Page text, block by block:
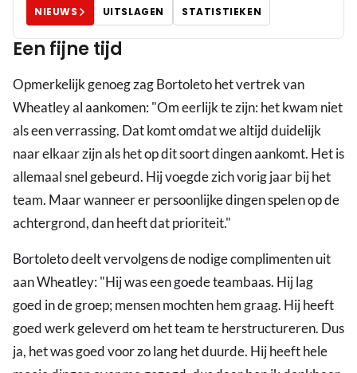
NIEUWS UITSLAGEN STATISTIEKEN
Een fijne tijd
Opmerkelijk genoeg zag Bortoleto het vertrek van
Wheatley al aankomen: "Om eerlijk te zijn: het kwam niet
als een verrassing. Dat komt omdat we altijd duidelijk
naar elkaar zijn als het op dit soort dingen aankomt. Het is
allemaal snel gebeurd. Hij voegde zich vorig jaar bij het
team. Maar wanneer er persoonlijke dingen spelen op de
achtergrond, dan heeft dat prioriteit."
Bortoleto deelt vervolgens de nodige complimenten uit
aan Wheatley: "Hij was een goede teambaas. Hij lag
goed in de groep; mensen mochten hem graag. Hij heeft
goed werk geleverd om het team te herstructureren. Dus
ja, het was goed voor zo lang het duurde. Hij heeft hele